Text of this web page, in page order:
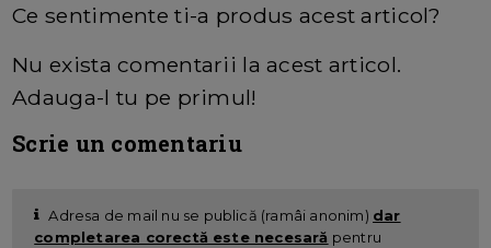
Ce sentimente ti-a produs acest articol?
Nu exista comentarii la acest articol.
Adauga-l tu pe primul!
Scrie un comentariu
Adresa de mail nu se publică (ramâi anonim) dar
completarea corectă este necesară pentru